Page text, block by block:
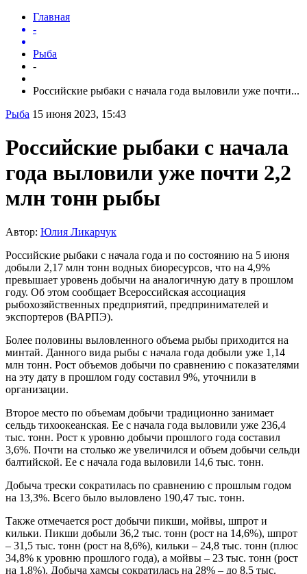
Главная
-
Рыба
-
Российские рыбаки с начала года выловили уже почти...
Рыба 15 июня 2023, 15:43
Российские рыбаки с начала
года выловили уже почти 2,2
млн тонн рыбы
Автор: Юлия Ликарчук
Российские рыбаки с начала года и по состоянию на 5 июня
добыли 2,17 млн тонн водных биоресурсов, что на 4,9%
превышает уровень добычи на аналогичную дату в прошлом
году. Об этом сообщает Всероссийская ассоциация
рыбохозяйственных предприятий, предпринимателей и
экспортеров (ВАРПЭ).
Более половины выловленного объема рыбы приходится на
минтай. Данного вида рыбы с начала года добыли уже 1,14
млн тонн. Рост объемов добычи по сравнению с показателями
на эту дату в прошлом году составил 9%, уточнили в
организации.
Второе место по объемам добычи традиционно занимает
сельдь тихоокеанская. Ее с начала года выловили уже 236,4
тыс. тонн. Рост к уровню добычи прошлого года составил
3,6%. Почти на столько же увеличился и объем добычи сельди
балтийской. Ее с начала года выловили 14,6 тыс. тонн.
Добыча трески сократилась по сравнению с прошлым годом
на 13,3%. Всего было выловлено 190,47 тыс. тонн.
Также отмечается рост добычи пикши, мойвы, шпрот и
кильки. Пикши добыли 36,2 тыс. тонн (рост на 14,6%), шпрот
– 31,5 тыс. тонн (рост на 8,6%), кильки – 24,8 тыс. тонн (плюс
34,8% к уровню прошлого года), а мойвы – 23 тыс. тонн (рост
на 1,8%). Добыча хамсы сократилась на 28% – до 8,5 тыс.